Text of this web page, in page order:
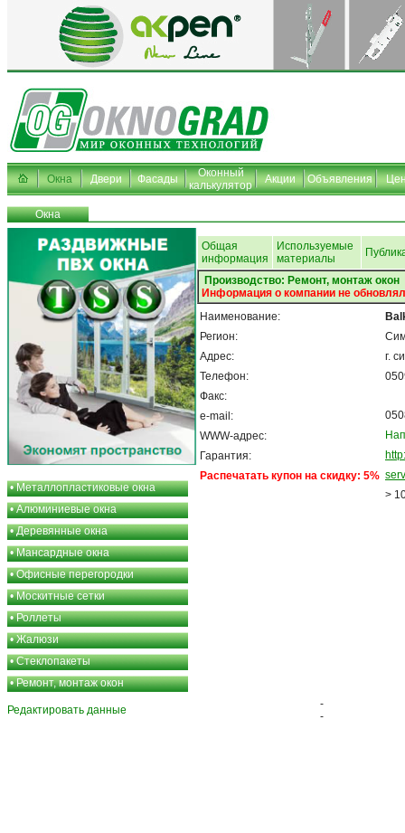
Окна Двери Фасады
Оконный
калькулятор
Акции Объявления
Окна
•Металлопластиковые окна
•Алюминиевые окна
•Деревянные окна
•Мансардные окна
•Офисные перегородки
•Москитные сетки
•Роллеты
•Жалюзи
•Стеклопакеты
•Ремонт, монтаж окон
Общая
информация
Используемые
материалы
Производство: Ремонт, монтаж окон
Информация о компании не
Наименование:
Регион:
Адрес:
Телефон:
Факс:
e-mail:
WWW-адрес:
Гарантия:
Распечатать купон на скидку: 5%
г.
>
Редактировать данные
-
-